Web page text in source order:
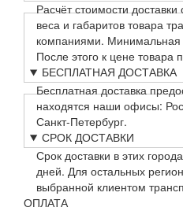
Расчёт стоимости
веса и габаритов товара
компаниями.
После этого к цене товара
БЕСПЛАТНАЯ ДОСТАВКА
Бесплатная доставка
находятся наши офисы:
Санкт-Петербург.
СРОК ДОСТАВКИ
Срок доставки в этих
дней. Для остальных
выбранной клиентом
ОПЛАТА